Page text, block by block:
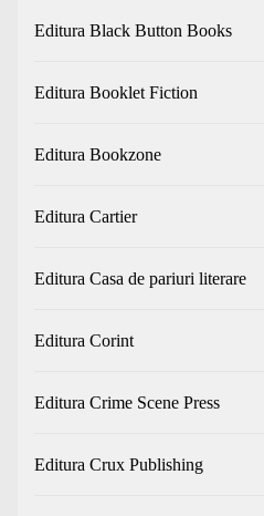
Editura Black Button Books
Editura Booklet Fiction
Editura Bookzone
Editura Cartier
Editura Casa de pariuri literare
Editura Corint
Editura Crime Scene Press
Editura Crux Publishing